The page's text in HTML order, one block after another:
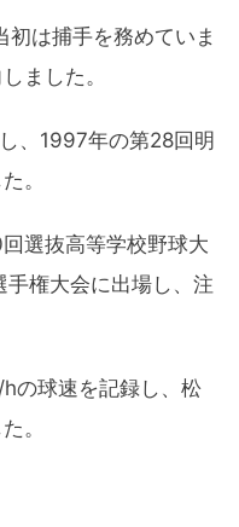
は捕手を務めていま
ました。
、1997年の第28回明
。
選抜高等学校野球大
権大会に出場し、注
の球速を記録し、松
。